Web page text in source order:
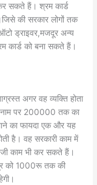
सकते हैं। श्रम कार्ड
की सरकार लोगों तक
ड्राइवर,मजदूर अन्य
कार्ड को बना सकते हैं।
अगर वह व्यक्ति होता
पर 200000 तक का
का फायदा एक और यह
है। वह सरकारी काम में
काम भी कर सकते हैं।
को 1000रू तक की